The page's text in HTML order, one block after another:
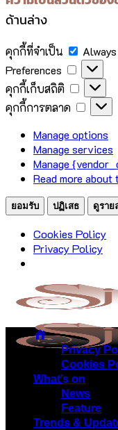
ด้านล่าง
คุกกี้ที่จำเป็น
Preferences
คุกกี้เก็บสถิติ
คุกกี้การตลาด
Manage options
Manage services
Manage
Read more about
ยอมรับ ปฏิเสธ ดูราย
Cookies Policy
Privacy Policy
Menu
Privacy
Cookies
What’s on
News
Feature
Trends &